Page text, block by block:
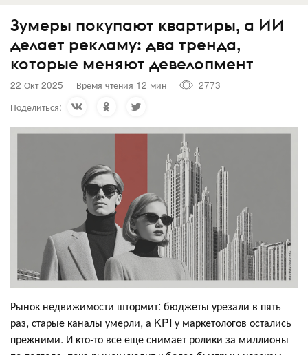
Зумеры покупают квартиры, а ИИ
делает рекламу: два тренда,
которые меняют девелопмент
22 Окт 2025 Время чтения 12 мин
2773
Поделиться:
Рынок недвижимости штормит: бюджеты урезали в пять
раз, старые каналы умерли, а KPI у маркетологов остались
прежними. И кто-то все еще снимает ролики за миллионы